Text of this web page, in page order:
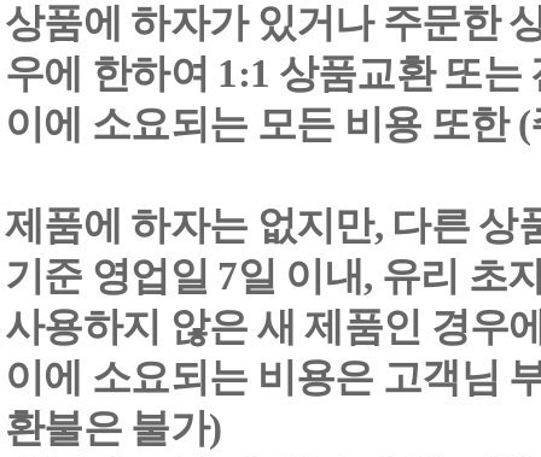
상품에 하자가 있거나 주문한
우에 한하여 1:1 상품교환 또는
이에 소요되는 모든 비용 또한
제품에 하자는 없지만, 다른 상
기준 영업일 7일 이내, 유리 초
사용하지 않은 새 제품인 경우
이에 소요되는 비용은 고객님
환불은 불가)